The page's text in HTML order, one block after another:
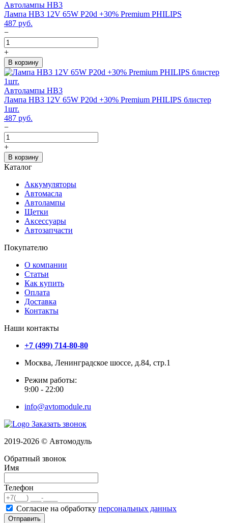
Автолампы HB3
Лампа HB3 12V 65W P20d +30% Premium PHILIPS
487 руб.
−
+
В корзину
Автолампы HB3
Лампа HB3 12V 65W P20d +30% Premium PHILIPS блистер
1шт.
487 руб.
−
+
В корзину
Каталог
Аккумуляторы
Автомасла
Автолампы
Щетки
Аксессуары
Автозапчасти
Покупателю
О компании
Статьи
Как купить
Оплата
Доставка
Контакты
Наши контакты
+7 (499) 714-80-80
Москва, Ленинградское шоссе, д.84, стр.1
Режим работы:
9:00 - 22:00
info@avtomodule.ru
Заказать звонок
2019-2026 © Автомодуль
Обратный звонок
Имя
Телефон
Согласие на обработку персональных данных
Отправить